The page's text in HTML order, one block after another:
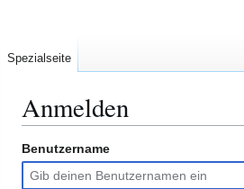
Anmelden
Zur
Navigation
Zur
Suche
Benutzername
Spezialseite